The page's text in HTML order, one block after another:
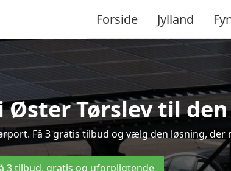
Forside Jylland
Øster Tørslev til
Få 3 gratis tilbud og vælg den løsning, der
3 tilbud, gratis og uforpligtende